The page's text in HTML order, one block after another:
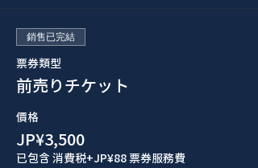
銷售已完結
票券類型
前売りチケット
價格
JP¥3,500
已包含 消費税+JP¥88 票券服務費